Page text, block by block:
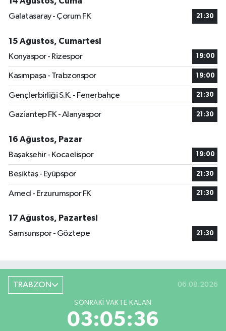
Galatasaray - Çorum FK
21:30
15 Ağustos, Cumartesi
Konyaspor - Rizespor
19:00
Kasımpaşa - Trabzonspor 19:00
Gençlerbirliği S.K. - Fenerbahçe 21:30
Gaziantep FK - Alanyaspor 21:30
16 Ağustos, Pazar
Başakşehir - Kocaelispor
19:00
Beşiktaş - Eyüpspor 21:30
Amed - Erzurumspor FK 21:30
17 Ağustos, Pazartesi
Samsunspor - Göztepe
21:30
TRABZON 06.08.2026
SONRAKI VAKTE KALAN
03:05:35